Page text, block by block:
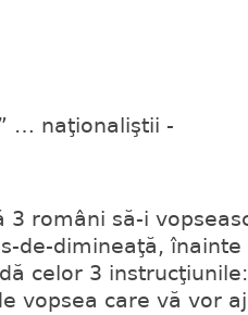
… naţionaliştii -
3 români să-i
de-dimineaţă, înainte
celor 3
vopsea care vă vor